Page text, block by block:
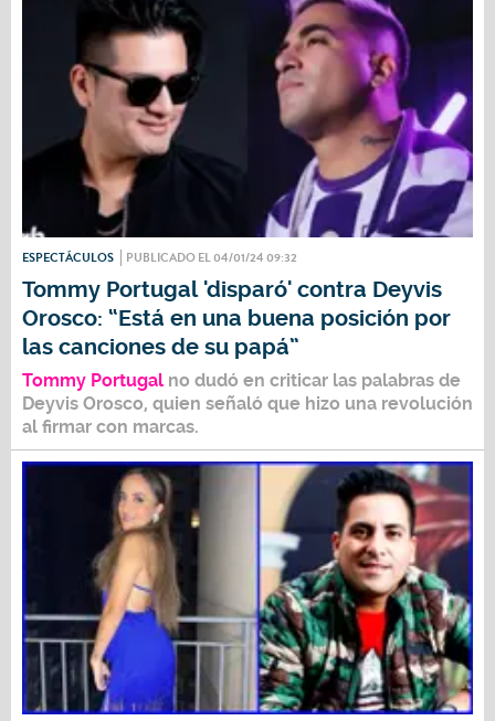
ESPECTÁCULOS PUBLICADO EL 04/01/24 09:32
Tommy Portugal 'disparó' contra Deyvis
Orosco: “Está en una buena posición por
las canciones de su papá”
Tommy Portugal no dudó en criticar las palabras de
Deyvis Orosco, quien señaló que hizo una revolución
al firmar con marcas.